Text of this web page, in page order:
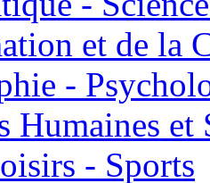
et de la
-
Humaines et
- Sports